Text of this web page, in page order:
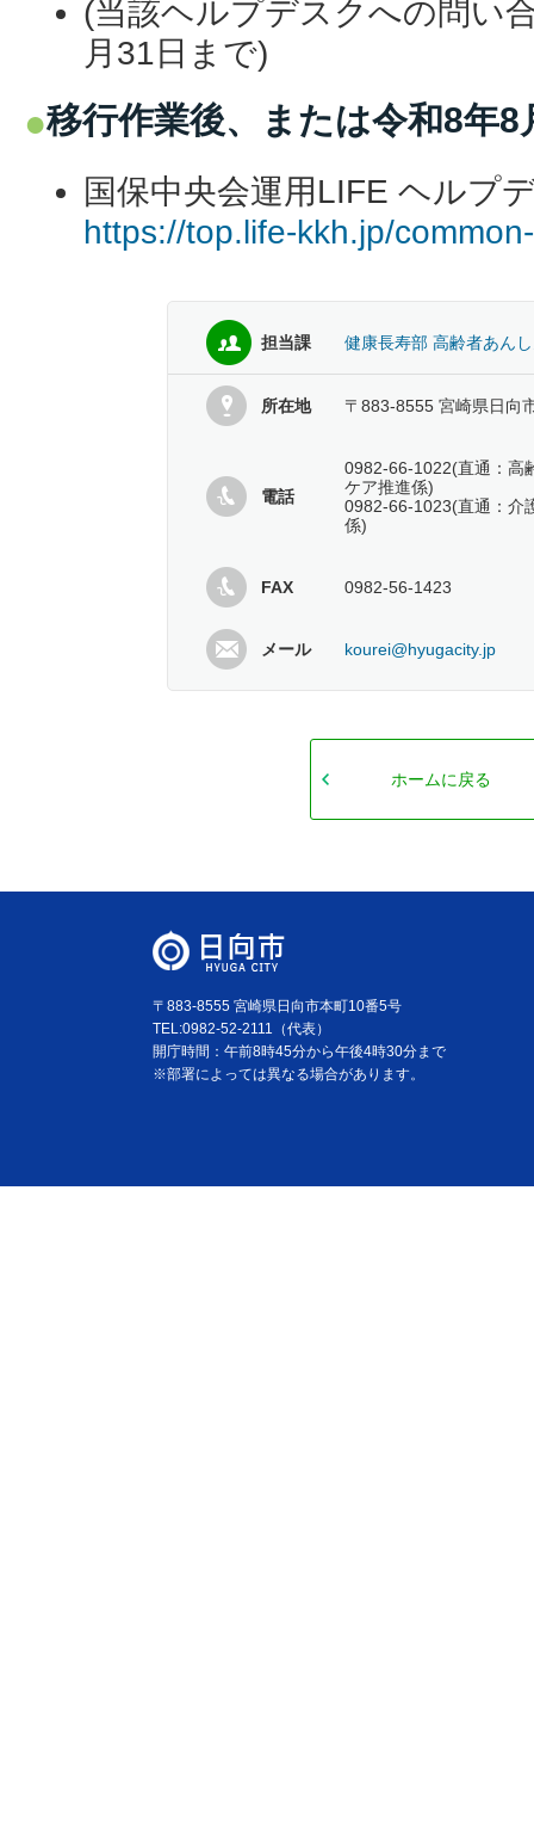
(当該ヘルプデスクへの問い
月31日まで)
移行作業後、または令和8年8
国保中央会運用LIFE ヘルプ
https://top.life-kkh.jp/
担当課 健康長寿部 高齢者あん
所在地 〒883-8555 宮崎県日向
電話
0982-66-1022(直通：高
ケア推進係)
0982-66-1023(直通：介
係)
FAX 0982-56-1423
メール kourei@hyugacity.jp
ホームに戻る
〒883-8555 宮崎県日向市本町10番5号
TEL:0982-52-2111（代表）
開庁時間：午前8時45分から午後4時30分まで
※部署によっては異なる場合があります。